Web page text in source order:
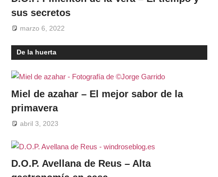
sus secretos
marzo 6, 2022
De la huerta
Miel de azahar – El mejor sabor de la
primavera
abril 3, 2023
D.O.P. Avellana de Reus – Alta